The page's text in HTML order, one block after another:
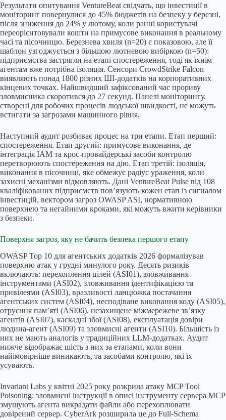
Результати опитування VentureBeat свідчать, що інвестиції в
моніторинг повернулися до 45% бюджетів на безпеку у березні,
після зниження до 24% у лютому, коли ранні користувачі
переорієнтовували кошти на примусове виконання в реальному
часі та пісочницю. Березнева хвиля (n=20) є показовою, але її
шаблон узгоджується з більшою лютневою вибіркою (n=50):
підприємства застрягли на етапі спостереження, тоді як їхнім
агентам вже потрібна ізоляція. Сенсори CrowdStrike Falcon
виявляють понад 1800 різних ШІ-додатків на корпоративних
кінцевих точках. Найшвидший зафіксований час прориву
зловмисника скоротився до 27 секунд. Панелі моніторингу,
створені для робочих процесів людської швидкості, не можуть
встигати за загрозами машинного рівня.
Наступний аудит розбиває процес на три етапи. Етап перший:
спостереження. Етап другий: примусове виконання, де
інтеграція IAM та крос-провайдерські засоби контролю
перетворюють спостереження на дію. Етап третій: ізоляція,
виконання в пісочниці, яке обмежує радіус ураження, коли
захисні механізми відмовляють. Дані VentureBeat Pulse від 108
кваліфікованих підприємств пов’язують кожен етап із сигналом
інвестицій, вектором загроз OWASP ASI, нормативною
поверхнею та негайними кроками, які можуть вжити керівники
з безпеки.
Поверхня загроз, яку не бачить безпека першого етапу
OWASP Top 10 для агентських додатків 2026 формалізував
поверхню атак у грудні минулого року. Десять ризиків
включають: перехоплення цілей (ASI01), зловживання
інструментами (ASI02), зловживання ідентифікацією та
привілеями (ASI03), вразливості ланцюжка постачання
агентських систем (ASI04), несподіване виконання коду (ASI05),
отруєння пам’яті (ASI06), незахищене міжмережеве зв’язку
агентів (ASI07), каскадні збої (ASI08), експлуатація довіри
людина-агент (ASI09) та зловмисні агенти (ASI10). Більшість із
них не мають аналогів у традиційних LLM-додатках. Аудит
нижче відображає шість з них за етапами, коли вони
найімовірніше виникають, та засобами контролю, які їх
усувають.
Invariant Labs у квітні 2025 року розкрила атаку MCP Tool
Poisoning: зловмисні інструкції в описі інструменту сервера MCP
змушують агента викрадати файли або перехоплювати
довірений сервер. CyberArk розширила це до Full-Schema